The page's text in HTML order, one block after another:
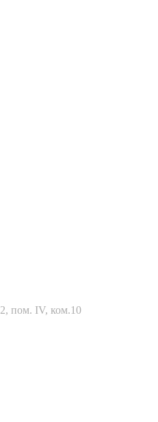
пом. IV, ком.10